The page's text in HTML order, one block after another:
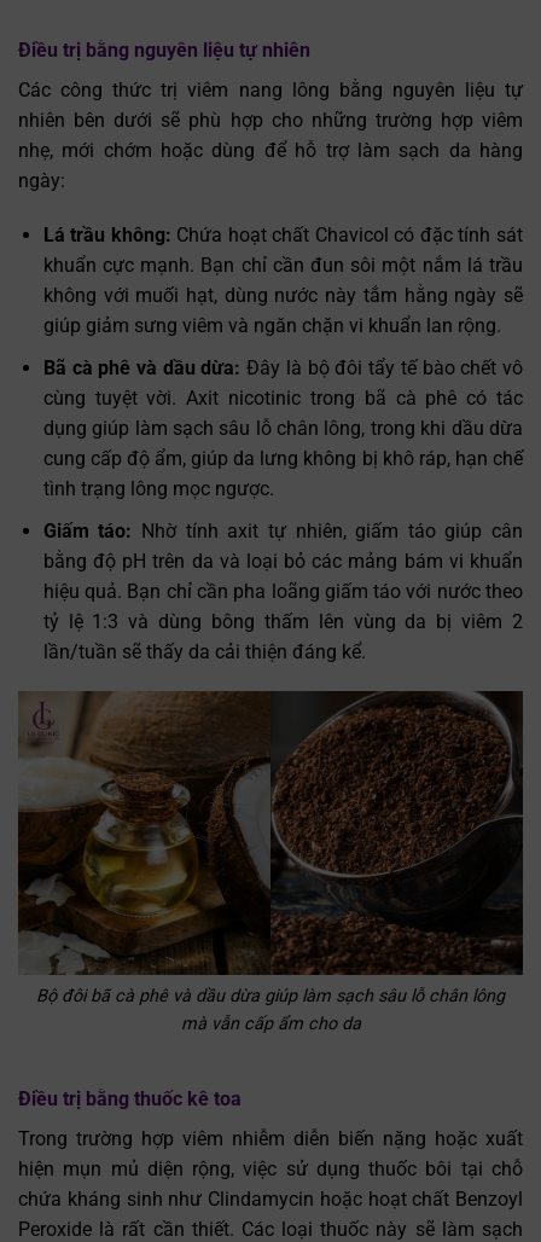
Điều trị bằng nguyên liệu tự nhiên
Các công thức trị viêm nang lông bằng nguyên liệu tự
nhiên bên dưới sẽ phù hợp cho những trường hợp viêm
nhẹ, mới chớm hoặc dùng để hỗ trợ làm sạch da hàng
ngày:
Lá trầu không: Chứa hoạt chất Chavicol có đặc tính sát
khuẩn cực mạnh. Bạn chỉ cần đun sôi một nắm lá trầu
không với muối hạt, dùng nước này tắm hằng ngày sẽ
giúp giảm sưng viêm và ngăn chặn vi khuẩn lan rộng.
Bã cà phê và dầu dừa:Đây là bộ đôi tẩy tế bào chết vô
cùng tuyệt vời. Axit nicotinic trong bã cà phê có tác
dụng giúp làm sạch sâu lỗ chân lông, trong khi dầu dừa
cung cấp độ ẩm, giúp da lưng không bị khô ráp, hạn chế
tình trạng lông mọc ngược.
Giấm táo: Nhờ tính axit tự nhiên, giấm táo giúp cân
bằng độ pH trên da và loại bỏ các mảng bám vi khuẩn
hiệu quả. Bạn chỉ cần pha loãng giấm táo với nước theo
tỷ lệ 1:3 và dùng bông thấm lên vùng da bị viêm 2
lần/tuần sẽ thấy da cải thiện đáng kể.
Bộ đôi bã cà phê và dầu dừa giúp làm sạch sâu lỗ chân lông
mà vẫn cấp ẩm cho da
Điều trị bằng thuốc kê toa
Trong trường hợp viêm nhiễm diễn biến nặng hoặc xuất
hiện mụn mủ diện rộng, việc sử dụng thuốc bôi tại chỗ
chứa kháng sinh như Clindamycin hoặc hoạt chất Benzoyl
Peroxide là rất cần thiết. Các loại thuốc này sẽ làm sạch